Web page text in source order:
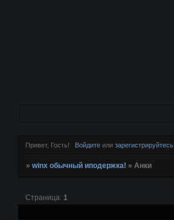
Привет, Гость! Войдитеили зарегистрируйтесь.
»winx обычный иподержка! »Анки
Страница: 1